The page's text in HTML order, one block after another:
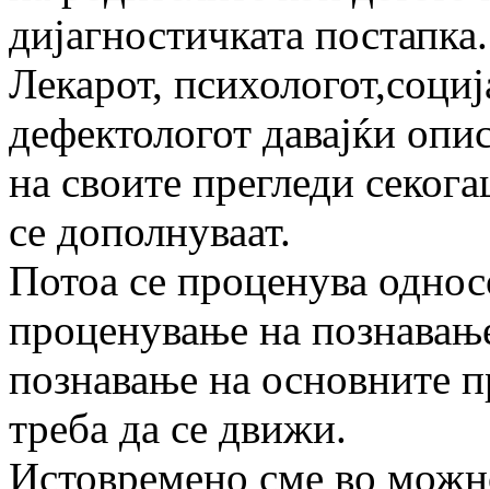
дијагностичката постапка.
Лекарот,
дефектологот давајќи
на своите прегледи
се дополнуваат.
Потоа се проценува
проценување на
познавање на основните
треба да се движи.
Истовремено сме во